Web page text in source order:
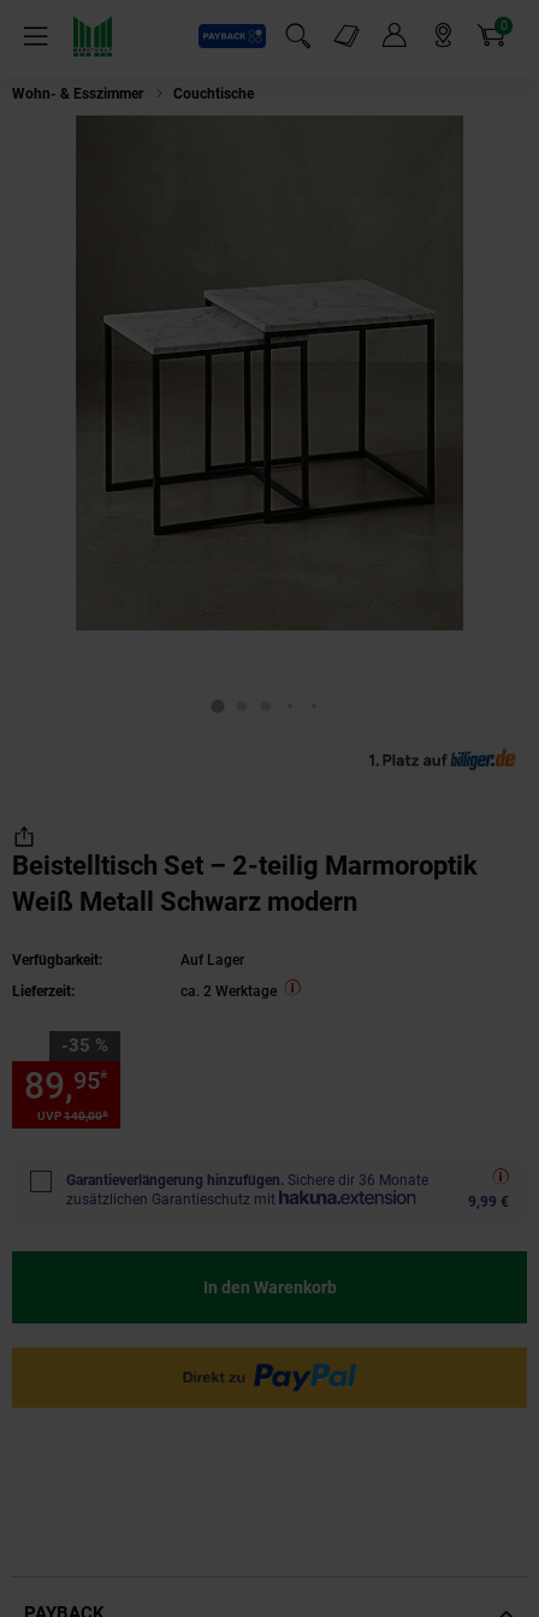
Menü
Payback
Suchfeld einblenden
Markt-Angebote 0
Artikel
Wohn- & Esszimmer Couchtische
Beistelltisch Set – 2-teilig Marmoroptik
Weiß Metall Schwarz modern
Verfügbarkeit:
Auf Lager
Lieferzeit:
ca. 2 Werktage
-35 %
Sie Sparen 35 Prozent,
UVP140,00*
89,95*
Garantieverlängerung hinzufügen. Sichere dir 36 Monate
zusätzlichen Garantieschutz mit
9,99 €
In den Warenkorb